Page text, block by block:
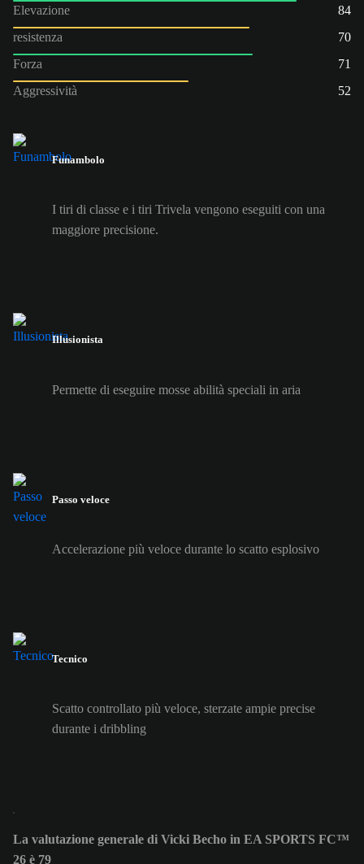
Elevazione
84
resistenza
70
Forza
71
Aggressività
52
Funambolo
I tiri di classe e i tiri Trivela vengono eseguiti con una
maggiore precisione.
Illusionista
Permette di eseguire mosse abilità speciali in aria
Passo veloce
Accelerazione più veloce durante lo scatto esplosivo
Tecnico
Scatto controllato più veloce, sterzate ampie precise
durante i dribbling
La valutazione generale di Vicki Becho in EA SPORTS FC™
26 è 79